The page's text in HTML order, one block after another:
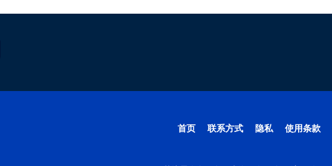
首页 联系方式 隐私 使用条款